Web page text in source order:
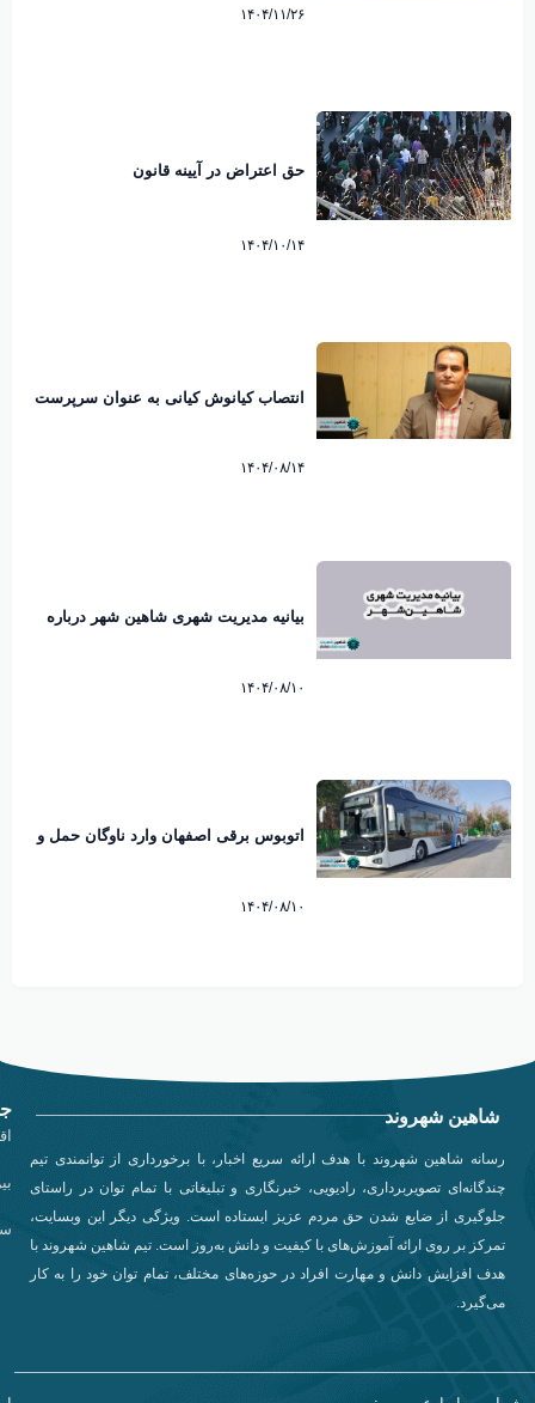
۱۴۰۴/۱۱/۲۶
حق اعتراض در آیینه قانون
۱۴۰۴/۱۰/۱۴
انتصاب کیانوش کیانی به عنوان سرپرست
۱۴۰۴/۰۸/۱۴
بیانیه مدیریت شهری شاهین شهر درباره
۱۴۰۴/۰۸/۱۰
اتوبوس برقی اصفهان وارد ناوگان حمل و
۱۴۰۴/۰۸/۱۰
شاهین شهروند
رسانه شاهین شهروند با هدف ارائه سریع اخبار، با برخورداری از توانمندی تیم
چندگانه‌ای تصویربرداری، رادیویی، خبرنگاری و تبلیغاتی با تمام توان در راستای
جلوگیری از ضایع شدن حق مردم عزیز ایستاده است. ویژگی دیگر این وبسایت،
تمرکز بر روی ارائه آموزش‌های با کیفیت و دانش به‌روز است. تیم شاهین شهروند با
هدف افزایش دانش و مهارت افراد در حوزه‌های مختلف، تمام توان خود را به کار
می‌گیرد.